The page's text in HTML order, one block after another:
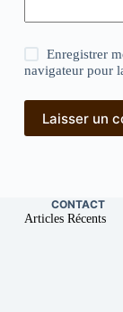
Enregistrer
navigateur pour
Laisser un
CONTACT
Articles Récents